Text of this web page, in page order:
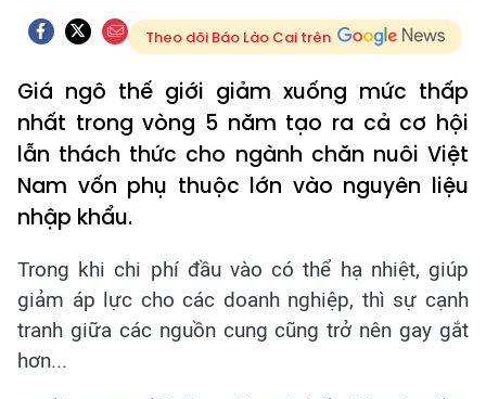
Theo dõi Báo Lào Cai trên
Giá ngô thế giới giảm xuống mức thấp
nhất trong vòng 5 năm tạo ra cả cơ hội
lẫn thách thức cho ngành chăn nuôi Việt
Nam vốn phụ thuộc lớn vào nguyên liệu
nhập khẩu.
Trong khi chi phí đầu vào có thể hạ nhiệt, giúp
giảm áp lực cho các doanh nghiệp, thì sự cạnh
tranh giữa các nguồn cung cũng trở nên gay gắt
hơn...